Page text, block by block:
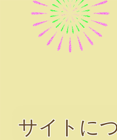
サイトに